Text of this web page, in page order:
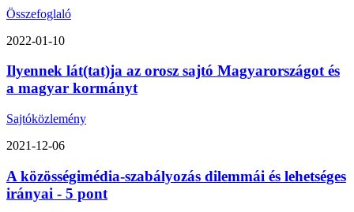
Összefoglaló
2022-01-10
Ilyennek lát(tat)ja az orosz sajtó Magyarországot és
a magyar kormányt
Sajtóközlemény
2021-12-06
A közösségimédia-szabályozás dilemmái és lehetséges
irányai - 5 pont